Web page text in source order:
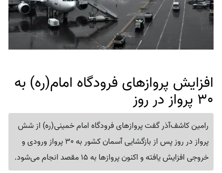
افزایش پروازهای فرودگاه امام(ره) به
30 پرواز در روز
رامین کاشف‌آذر گفت پروازهای فرودگاه امام خمینی(ره) از شش
پرواز در روز پس از بازگشایی آسمان کشور به 30 پرواز ورودی و
خروجی افزایش یافته و اکنون پروازها به 15 مقصد انجام می‌شود.